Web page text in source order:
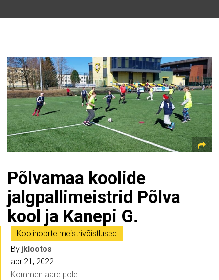
Põlvamaa koolide
jalgpallimeistrid Põlva
kool ja Kanepi G.
Koolinoorte meistrivõistlused
By jklootos
apr 21, 2022
Kommentaare pole